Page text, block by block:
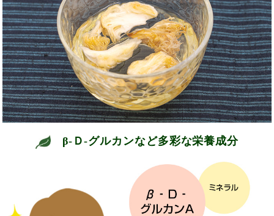
β‐Ｄ‐グルカンなど多彩な栄養成分